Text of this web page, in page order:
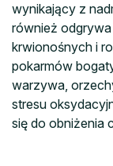
wynikający z
również
krwionośnych i
pokarmów
warzywa,
stresu
się do obniżenia